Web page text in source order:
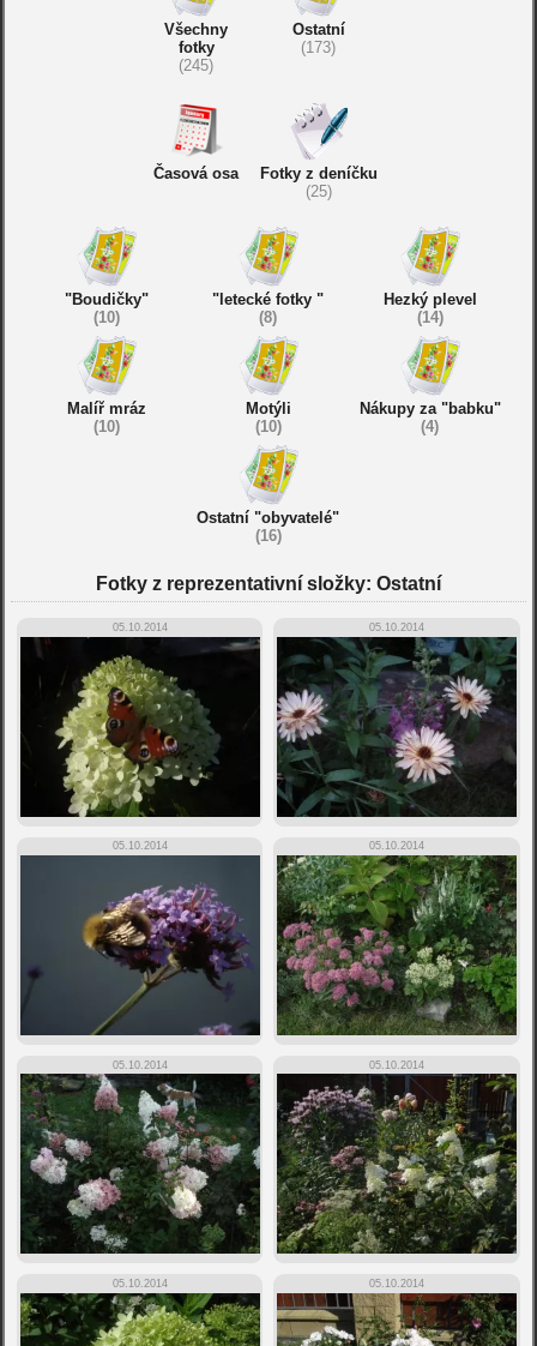
Všechny
fotky
(245)
Ostatní
(173)
Časová osa
Fotky z deníčku
(25)
"Boudičky"
(10)
"letecké fotky "
(8)
Hezký plevel
(14)
Malíř mráz
(10)
Motýli
(10)
Nákupy za "babku"
(4)
Ostatní "obyvatelé"
(16)
Fotky z reprezentativní složky: Ostatní
05.10.2014 05.10.2014
05.10.2014 05.10.2014
05.10.2014 05.10.2014
05.10.2014 05.10.2014